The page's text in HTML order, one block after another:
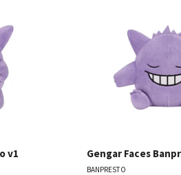
v1 Gengar Faces
BANPRESTO